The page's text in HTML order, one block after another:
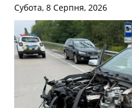
Субота, 8 Серпня, 2026